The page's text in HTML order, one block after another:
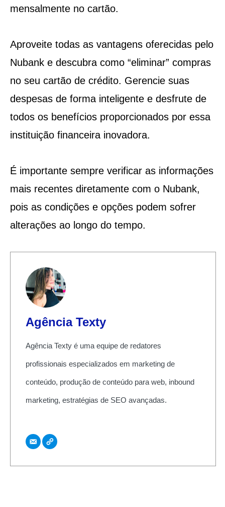
mensalmente no cartão.
Aproveite todas as vantagens oferecidas pelo
Nubank e descubra como “eliminar” compras
no seu cartão de crédito. Gerencie suas
despesas de forma inteligente e desfrute de
todos os benefícios proporcionados por essa
instituição financeira inovadora.
É importante sempre verificar as informações
mais recentes diretamente com o Nubank,
pois as condições e opções podem sofrer
alterações ao longo do tempo.
Agência Texty
Agência Texty é uma equipe de redatores
profissionais especializados em marketing de
conteúdo, produção de conteúdo para web, inbound
marketing, estratégias de SEO avançadas.